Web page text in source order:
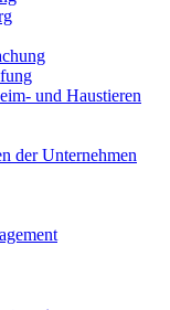
und Haustieren
der Unternehmen